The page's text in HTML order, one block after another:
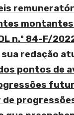
n.º 84-F/
redação
pontos de
de